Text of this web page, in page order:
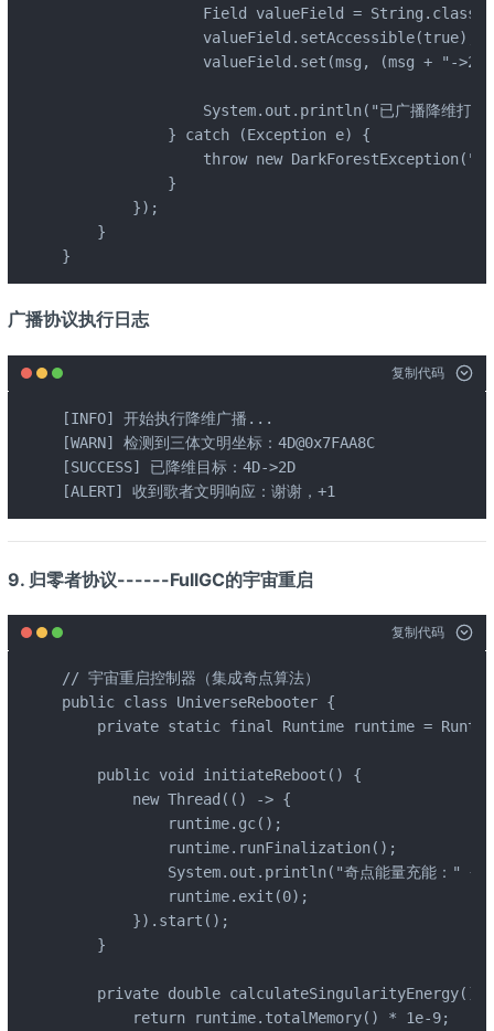
Field valueField =
                valueField.setAccessible(true);
valueField.set(msg, (msg + "-
System.out.println("已广播降维打击
            } catch (Exception e) {
throw new DarkForestException("智
            }
        });
    }
}
广播协议执行日志
复制代码
[INFO] 开始执行降维广播...
[WARN] 检测到三体文明坐标：4D@0x7FAA8C
[SUCCESS] 已降维目标：4D->2D
[ALERT] 收到歌者文明响应：谢谢，+1
9. 归零者协议------FullGC的宇宙重启
复制代码
// 宇宙重启控制器（集成奇点算法）
public class UniverseRebooter {
private static final Runtime runtime =
    public void initiateReboot() {
        new Thread(() -> {
            runtime.gc();
            runtime.runFinalization();
System.out.println("奇点能量充能："
            runtime.exit(0);
        }).start();
    }
    private double calculateSingularityEnergy() {
        return runtime.totalMemory() * 1e-9;